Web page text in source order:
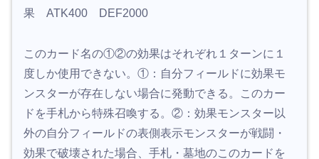
果 ATK400 DEF2000
このカード名の①②の効果はそれぞれ１ターンに１
度しか使用できない。①：自分フィールドに効果モ
ンスターが存在しない場合に発動できる。このカー
ドを手札から特殊召喚する。②：効果モンスター以
外の自分フィールドの表側表示モンスターが戦闘・
効果で破壊された場合、手札・墓地のこのカードを